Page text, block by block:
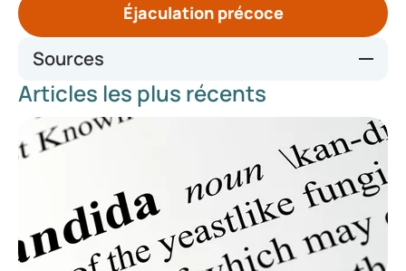
Éjaculation précoce
Sources
Premature Ejaculation: Aetiology and Treatment
Strategies - PMC
Premature ejaculation: an update on definition and
Premature ejaculation - current concepts in the
management: A narrative review - PMC
Brain serotonin, carbohydrate-craving, obesity and
depression - PubMed
https://research.ou.nl/ws/portalfiles/portal/1033331/Richtlij
Articles les plus récents